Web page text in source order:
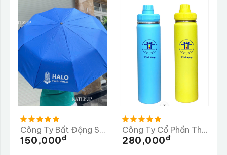
Công Ty Bất Động Sản HALO - Dù In
150,000Đ
Công Ty Cổ Phần Thương Mại Dược Phẩm Tiến Thịnh
280,000Đ